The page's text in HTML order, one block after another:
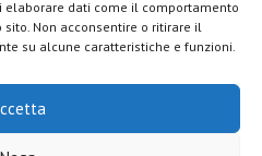
dati come il comportamento
Non acconsentire o ritirare il
su alcune caratteristiche e funzioni.